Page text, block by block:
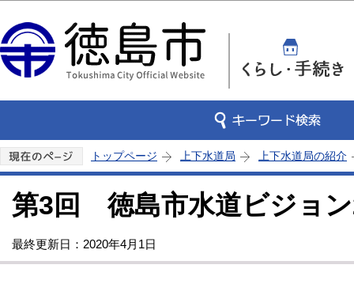
トップページ 上下水道局 上下水道局の紹介
第3回 徳島市水道ビジョ
最終更新日：2020年4月1日